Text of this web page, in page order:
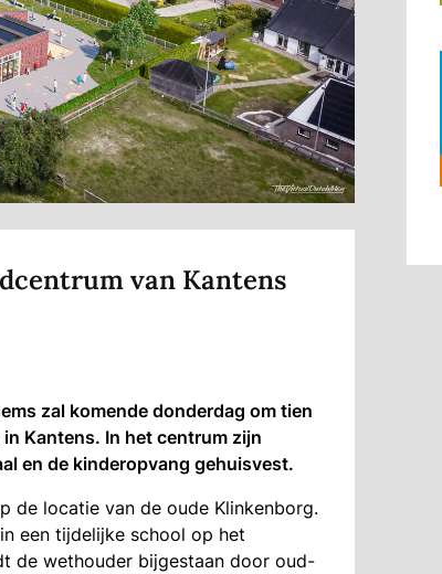
van Kantens
zal komende donderdag om tien
Kantens. In het centrum zijn
en de kinderopvang gehuisvest.
de locatie van de oude Klinkenborg.
een tijdelijke school op het
de wethouder bijgestaan door oud-